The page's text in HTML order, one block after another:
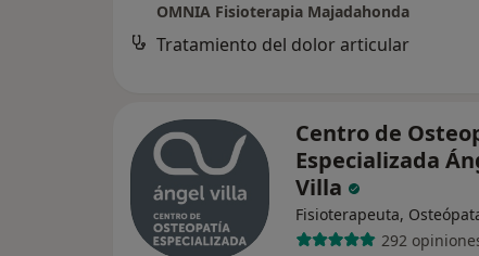
OMNIA Fisioterapia Majadahonda
Tratamiento del dolor articular
Centro de
Especializada
Villa
Fisioterapeuta,
292